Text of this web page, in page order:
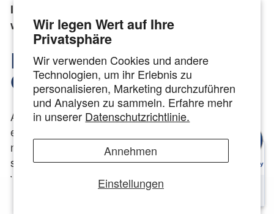
Wir legen Wert auf Ihre
Privatsphäre
Wir verwenden Cookies und andere
Technologien, um ihr Erlebnis zu
personalisieren, Marketing durchzuführen
und Analysen zu sammeln. Erfahre mehr
in unserer Datenschutzrichtlinie.
Einstellungen
Annehmen
Ihre Brille ist uns wichtig! Deswegen versichern
wir jede Sendung bei der DHL bis zu €500.
BESTELLUNGEN AUS
ÖSTERREICH
Auch Kunden aus Österreich beliefern wir gerne ab
einen Warenkorb von 50€ kostenlos. Hierbei muss
nur die Einsendung der Brille durch den Kunden
selber organisiert werden. Die Rücksendung wird
von uns organisiert und bezahlt.